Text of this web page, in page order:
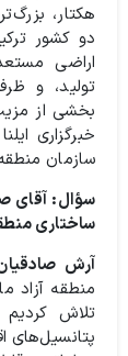
هکتار،
دو کشور
اراضی
تولید، و
بخشی از
خبرگزاری
سازمان
سؤال: آقای
ساختاری
آرش
تلاش کردیم
پتانسیل‌های